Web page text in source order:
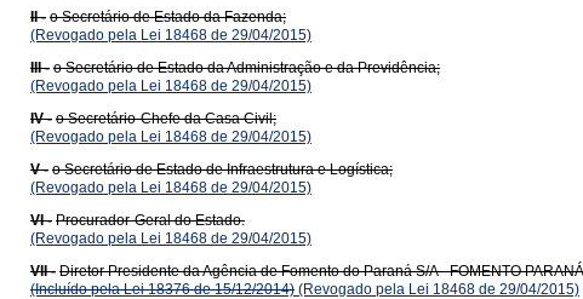
II - o Secretário de Estado da Fazenda;
(Revogado pela Lei 18468 de 29/04/2015)
III - o Secretário de Estado da Administração e da Previdência;
(Revogado pela Lei 18468 de 29/04/2015)
IV - o Secretário-Chefe da Casa Civil;
(Revogado pela Lei 18468 de 29/04/2015)
V - o Secretário de Estado de Infraestrutura e Logística;
(Revogado pela Lei 18468 de 29/04/2015)
VI - Procurador-Geral do Estado.
(Revogado pela Lei 18468 de 29/04/2015)
VII - Diretor Presidente da Agência de Fomento do Paraná S/A - FOMENTO
(Incluído pela Lei 18376 de 15/12/2014) (Revogado pela Lei 18468 de 29/04/2015)